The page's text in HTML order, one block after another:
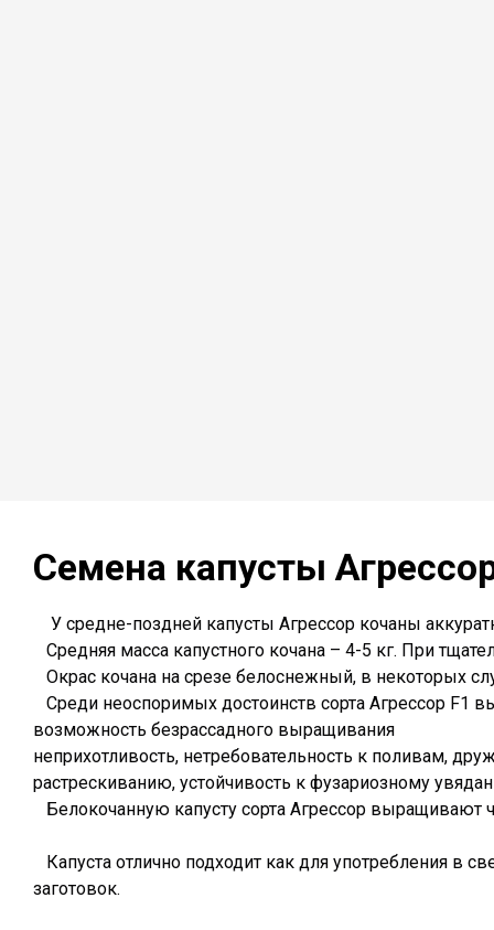
Семена капусты Агресс
У средне-поздней капусты Агрессор кочаны
Средняя масса капустного кочана – 4-5 кг. При
Окрас кочана на срезе белоснежный, в некоторых
Среди неоспоримых достоинств сорта Агрессор F1
возможность безрассадного выращивания
неприхотливость, нетребовательность к поливам,
растрескиванию, устойчивость к фузариозному
Белокочанную капусту сорта Агрессор выращивают
Капуста отлично подходит как для употребления в
заготовок.